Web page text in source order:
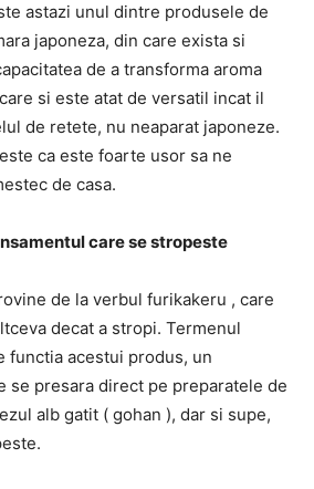
astazi unul dintre produsele de
japoneza, din care exista si
de a transforma aroma
si este atat de versatil incat il
de retete, nu neaparat japoneze.
ca este foarte usor sa ne
de casa.
care se stropeste
de la verbul furikakeru , care
decat a stropi. Termenul
functia acestui produs, un
se presara direct pe preparatele de
alb gatit ( gohan ), dar si supe,